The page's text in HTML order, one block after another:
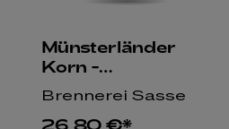
Münsterländer
Korn -
fassgelagert
Brennerei Sasse
26,80 €*